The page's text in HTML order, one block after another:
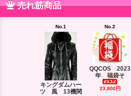
売れ筋商品
No.1
キングダムハー
ツ 風 13機関
No.2
QQCOS 2023
年 福袋そ
23,800円